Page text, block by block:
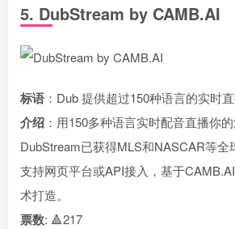
5. DubStream by CAMB.AI
标语 ：Dub 提供超过150种语言的实时直
介绍 ：用150多种语言实时配音直播你的
DubStream已获得MLS和NASCAR等全
支持网页平台或API接入，基于
术打造。
票数: 🔺217